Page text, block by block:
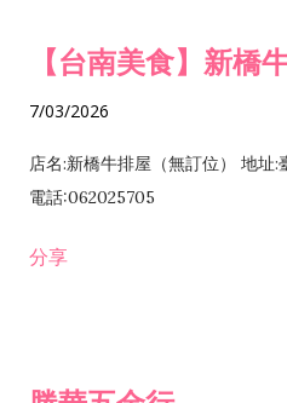
【台南美食】新橋
7/03/2026
店名:新橋牛排屋（無訂位） 地址
電話:062025705
分享